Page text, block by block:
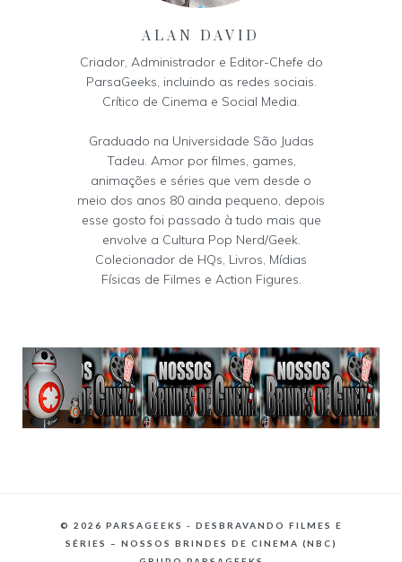
ALAN DAVID
Criador, Administrador e Editor-Chefe do
ParsaGeeks, incluindo as redes sociais.
Crítico de Cinema e Social Media.
Graduado na Universidade São Judas
Tadeu. Amor por filmes, games,
animações e séries que vem desde o
meio dos anos 80 ainda pequeno, depois
esse gosto foi passado à tudo mais que
envolve a Cultura Pop Nerd/Geek.
Colecionador de HQs, Livros, Mídias
Físicas de Filmes e Action Figures.
© 2026 PARSAGEEKS - DESBRAVANDO FILMES E
SÉRIES – NOSSOS BRINDES DE CINEMA (NBC)